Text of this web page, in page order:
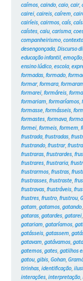
caímos, caindo, caio, cair,
cairei, caireis, caírem,
cairíeis, cairmos, caís,
caístes, caiu, carisma,
companheirismo, contexto
desengonçada, Discurso
educação infantil, emoção,
ensino lúdico, escola,
formadas, formado,
formar, formara,
formarei, formáreis,
formariam, formaríamos,
formasse, formásseis,
formastes, formava,
formei, formeis, formem,
frustrada, frustradas,
frustrando, frustrar,
frustraras, frustrardes,
frustrares, frustraria,
frustrarmos, frustras,
frustrasses, frustraste,
frustravas, frustráveis,
frustres, frustro, frustrou,
gatam, gatamos, gatando,
gataras, gatardes, gatarei,
gatariam, gataríamos,
gatásseis, gatassem,
gatavam, gatávamos,
gatemos, gates, gatilhos
gatou, gibis, Gohan,
tirinhas, identificação,
interações, interpretação,